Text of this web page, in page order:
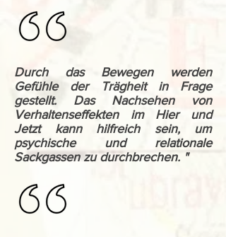
Durch das Bewegen werden
Gefühle der Trägheit in Frage
gestellt. Das Nachsehen von
Verhaltenseffekten im Hier und
Jetzt kann hilfreich sein, um
psychische und relationale
Sackgassen zu durchbrechen. "